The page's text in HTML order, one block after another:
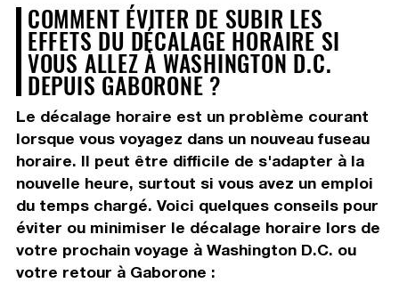
COMMENT ÉVITER DE SUBIR LES
EFFETS DU DÉCALAGE HORAIRE SI
VOUS ALLEZ À WASHINGTON D.C.
DEPUIS GABORONE ?
Le décalage horaire est un problème courant
lorsque vous voyagez dans un nouveau fuseau
horaire. Il peut être difficile de s'adapter à la
nouvelle heure, surtout si vous avez un emploi
du temps chargé. Voici quelques conseils pour
éviter ou minimiser le décalage horaire lors de
votre prochain voyage à Washington D.C. ou
votre retour à Gaborone :